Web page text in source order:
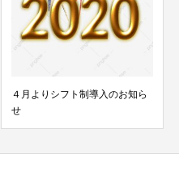
４月よりシフト制導入のお知ら
せ